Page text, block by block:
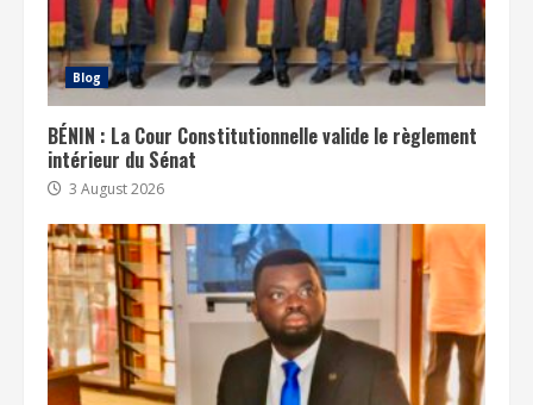
Blog
BÉNIN : La Cour Constitutionnelle valide le règlement
intérieur du Sénat
3 August 2026